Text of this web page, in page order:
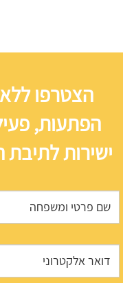
הצטרפו
הפתעות,
ישירות